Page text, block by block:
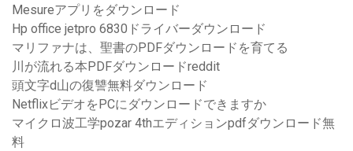
Mesureアプリをダウンロード
Hp office jetpro 6830ドライバーダウンロード
マリファナは、聖書のPDFダウンロードを育てる
川が流れる本PDFダウンロードreddit
頭文字d山の復讐無料ダウンロード
NetflixビデオをPCにダウンロードできますか
マイクロ波工学pozar 4thエディションpdfダウンロード無
料